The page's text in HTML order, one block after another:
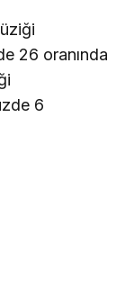
26 oranında
6